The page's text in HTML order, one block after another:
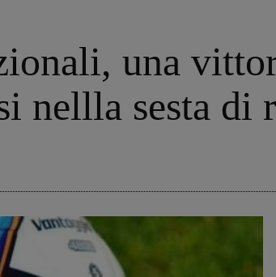
una
nellla sesta di